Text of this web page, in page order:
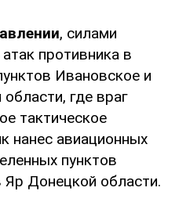
, силами
противника в
Ивановское и
где враг
тактическое
нанес авиационных
пунктов
Донецкой области.